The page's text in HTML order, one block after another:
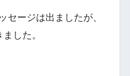
セージは出ましたが、
した。